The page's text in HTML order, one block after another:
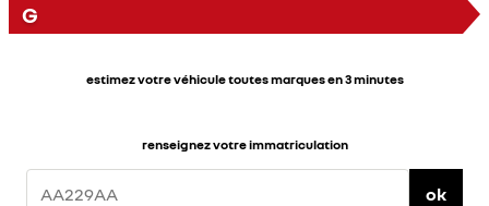
G
estimez votre véhicule toutes marques en 3 minutes
renseignez votre immatriculation
ok